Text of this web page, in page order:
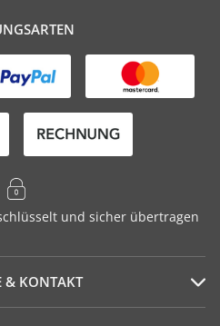
und sicher übertragen
& KONTAKT